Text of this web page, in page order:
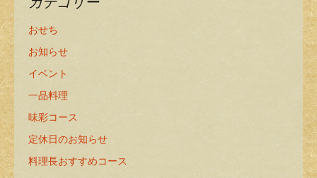
おせち
お知らせ
イベント
一品料理
味彩コース
定休日のお知らせ
料理長おすすめコース